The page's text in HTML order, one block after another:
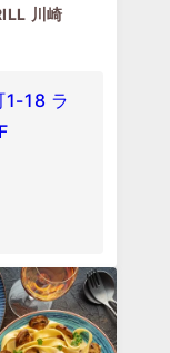
川崎
1-18 ラ